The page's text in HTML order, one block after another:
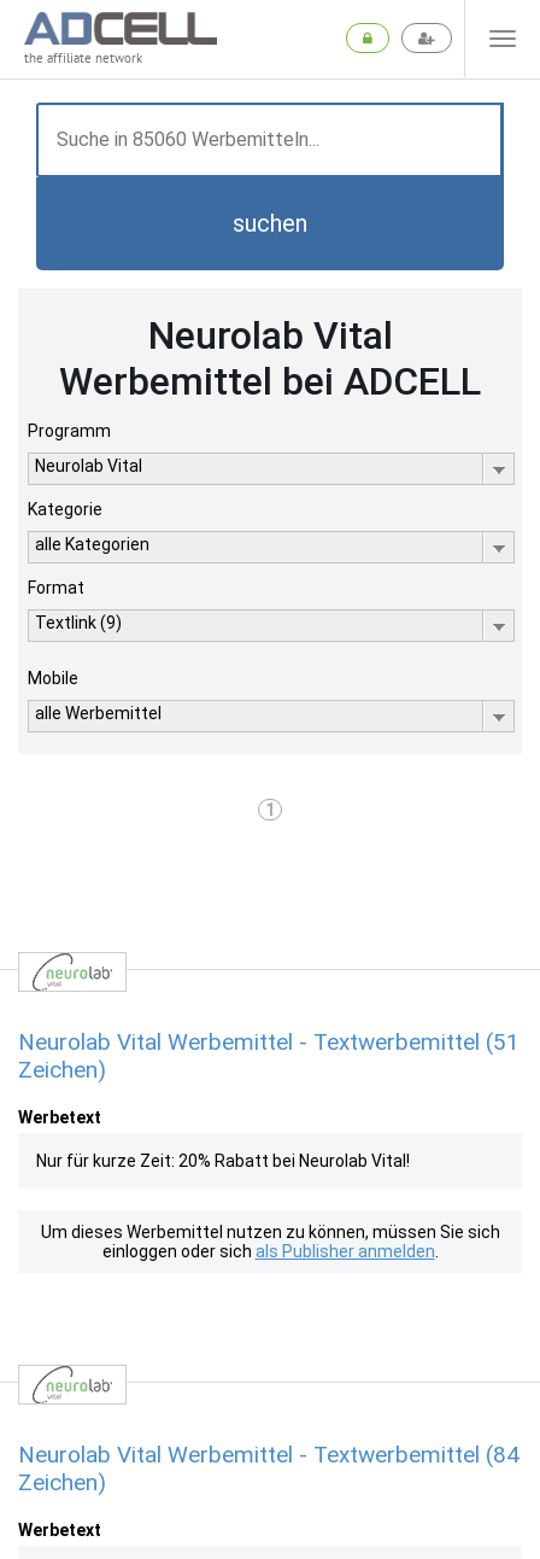
the affiliate network
suchen
Neurolab Vital
Werbemittel bei ADCELL
Programm
Neurolab Vital
Kategorie
alle Kategorien
Format
Textlink (9)
Mobile
alle Werbemittel
1
Neurolab Vital Werbemittel - Textwerbemittel (51
Zeichen)
Werbetext
Nur für kurze Zeit: 20% Rabatt bei Neurolab Vital!
Um dieses Werbemittel nutzen zu können, müssen Sie sich
einloggen oder sich als Publisher anmelden
Neurolab Vital Werbemittel - Textwerbemittel (84
Zeichen)
Werbetext